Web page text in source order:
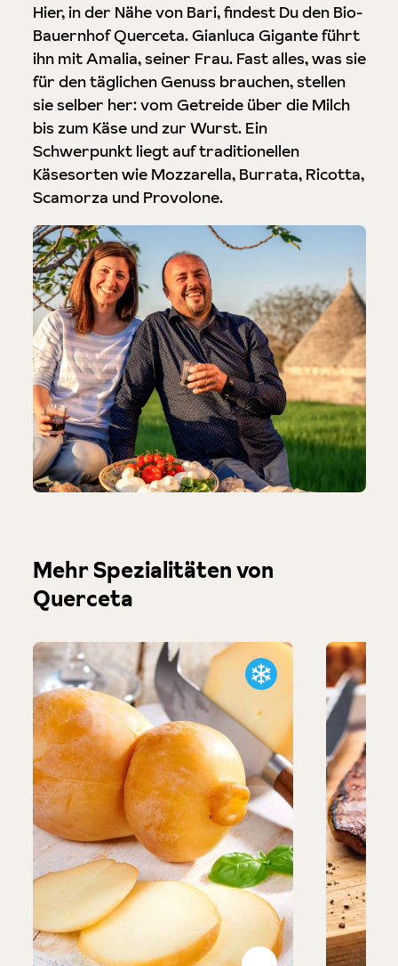
Hier, in der Nähe von Bari, findest Du den Bio-
Bauernhof Querceta. Gianluca Gigante führt
ihn mit Amalia, seiner Frau. Fast alles, was sie
für den täglichen Genuss brauchen, stellen
sie selber her: vom Getreide über die Milch
bis zum Käse und zur Wurst. Ein
Schwerpunkt liegt auf traditionellen
Käsesorten wie Mozzarella, Burrata, Ricotta,
Scamorza und Provolone.
Produktgalerie überspringen
Mehr Spezialitäten von
Querceta